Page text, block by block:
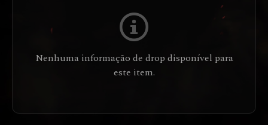
Nenhuma informação de drop disponível para
este item.